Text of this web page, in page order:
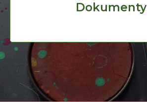
Dokumenty